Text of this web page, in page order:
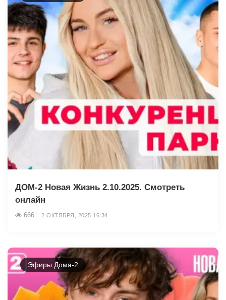
ДОМ-2 Новая Жизнь 2.10.2025. Смотреть
онлайн
666 2 ОКТЯБРЯ, 2025 16:34
Эфиры Дома-2